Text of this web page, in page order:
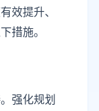
效提升、
措施。
强化规划